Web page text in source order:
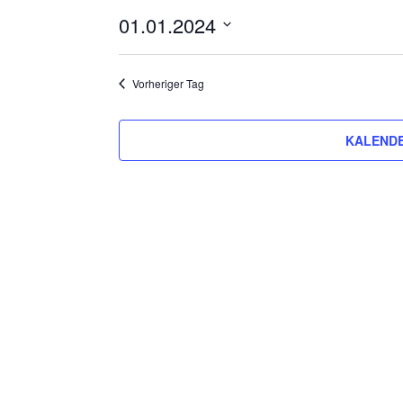
01.01.2024
Datum
wählen.
Vorheriger Tag